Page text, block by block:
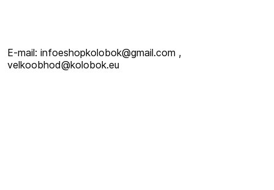
E-mail: infoeshopkolobok@gmail.com ,
velkoobhod@kolobok.eu